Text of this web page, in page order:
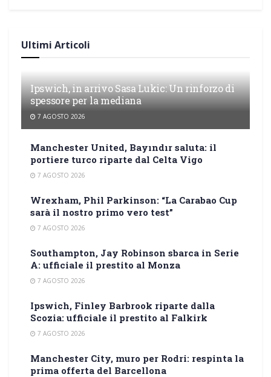
Ultimi Articoli
Ipswich, in arrivo Sasa Lukic: Un rinforzo di
spessore per la mediana
7 AGOSTO 2026
Manchester United, Bayındır saluta: il
portiere turco riparte dal Celta Vigo
7 AGOSTO 2026
Wrexham, Phil Parkinson: “La Carabao Cup
sarà il nostro primo vero test”
7 AGOSTO 2026
Southampton, Jay Robinson sbarca in Serie
A: ufficiale il prestito al Monza
7 AGOSTO 2026
Ipswich, Finley Barbrook riparte dalla
Scozia: ufficiale il prestito al Falkirk
7 AGOSTO 2026
Manchester City, muro per Rodri: respinta la
prima offerta del Barcellona